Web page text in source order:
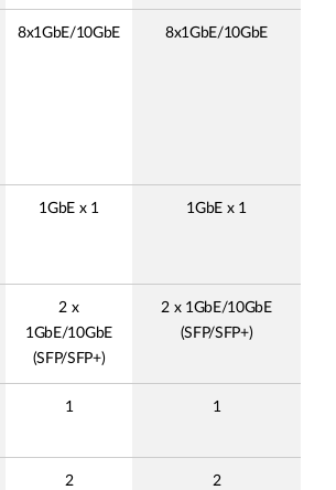
8x1GbE/10GbE 8x1GbE/10GbE
1GbE x 1 1GbE x 1
2 x
1GbE/10GbE
(SFP/SFP+)
2 x 1GbE/10GbE
(SFP/SFP+)
1 1
2 2